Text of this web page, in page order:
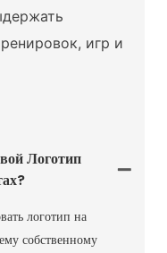
игр и
Логотип
логотип на
собственному